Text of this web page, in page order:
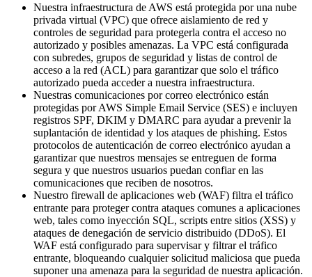
Nuestra infraestructura de AWS está protegida por una nube
privada virtual (VPC) que ofrece aislamiento de red y
controles de seguridad para protegerla contra el acceso no
autorizado y posibles amenazas. La VPC está configurada
con subredes, grupos de seguridad y listas de control de
acceso a la red (ACL) para garantizar que solo el tráfico
autorizado pueda acceder a nuestra infraestructura.
Nuestras comunicaciones por correo electrónico están
protegidas por AWS Simple Email Service (SES) e incluyen
registros SPF, DKIM y DMARC para ayudar a prevenir la
suplantación de identidad y los ataques de phishing. Estos
protocolos de autenticación de correo electrónico ayudan a
garantizar que nuestros mensajes se entreguen de forma
segura y que nuestros usuarios puedan confiar en las
comunicaciones que reciben de nosotros.
Nuestro firewall de aplicaciones web (WAF) filtra el tráfico
entrante para proteger contra ataques comunes a aplicaciones
web, tales como inyección SQL, scripts entre sitios (XSS) y
ataques de denegación de servicio distribuido (DDoS). El
WAF está configurado para supervisar y filtrar el tráfico
entrante, bloqueando cualquier solicitud maliciosa que pueda
suponer una amenaza para la seguridad de nuestra aplicación.